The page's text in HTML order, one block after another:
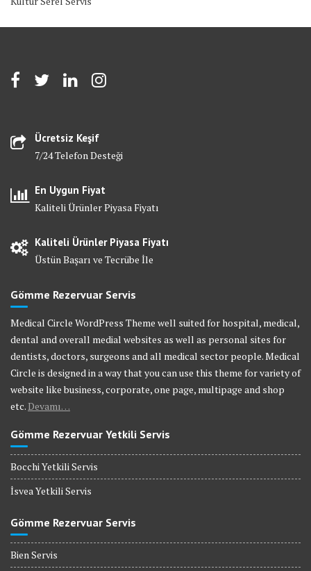
Ücretsiz Keşif
7/24 Telefon Desteği
En Uygun Fiyat
Kaliteli Ürünler Piyasa Fiyatı
Kaliteli Ürünler Piyasa Fiyatı
Üstün Başarı ve Tecrübe İle
Gömme Rezervuar Servis
Medical Circle WordPress Theme well suited for hospital, medical,
dental and overall medial websites as well as personal sites for
dentists, doctors, surgeons and all medical sector people. Medical
Circle is designed in a way that you can use this theme for variety of
website like business, corporate, one page, multipage and shop
etc. Devamı…
Gömme Rezervuar Yetkili Servis
Bocchi Yetkili Servis
İsvea Yetkili Servis
Gömme Rezervuar Servis
Bien Servis